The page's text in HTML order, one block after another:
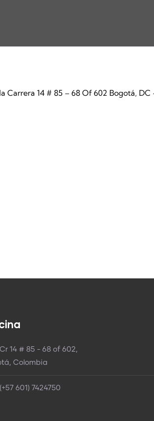
14 # 85 – 68 Of 602 Bogotá,
Cr 14 # 85 - 68 of 602,
Colombia
(+57 601) 7424750